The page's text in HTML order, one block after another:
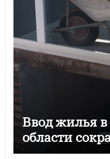
Ввод жилья
области